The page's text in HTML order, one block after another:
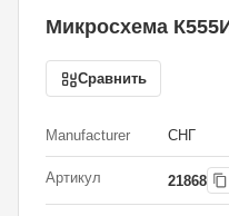
Микросхема
Сравнить
Manufacturer СНГ
Артикул 21868